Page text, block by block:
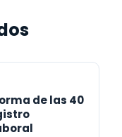
de las 40